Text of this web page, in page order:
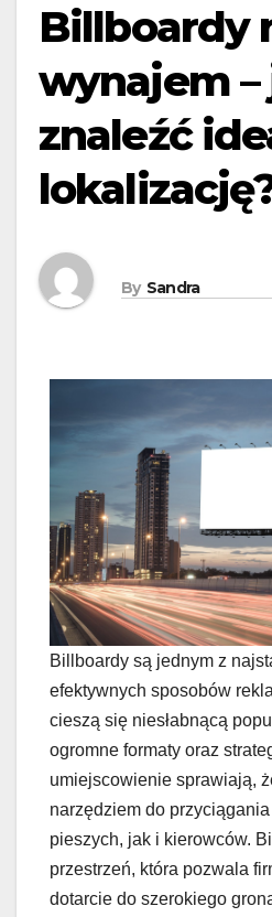
Billboardy
wynajem –
znaleźć
By Sandra
Billboardy są jednym z
efektywnych sposobów
cieszą się niesłabnącą
ogromne formaty oraz
umiejscowienie sprawiają,
narzędziem do
pieszych, jak i kierowców.
przestrzeń, która pozwala
dotarcie do szerokiego